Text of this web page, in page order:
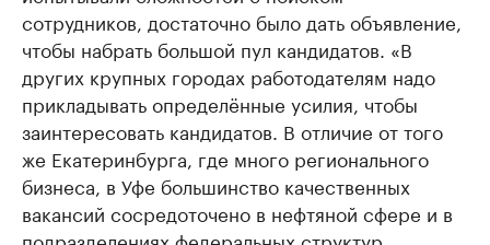
сотрудников, достаточно было дать объявление,
чтобы набрать большой пул кандидатов. «В
других крупных городах работодателям надо
прикладывать определённые усилия, чтобы
заинтересовать кандидатов. В отличие от того
же Екатеринбурга, где много регионального
бизнеса, в Уфе большинство качественных
вакансий сосредоточено в нефтяной сфере и в